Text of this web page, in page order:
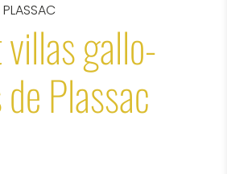
gallo-
Plassac